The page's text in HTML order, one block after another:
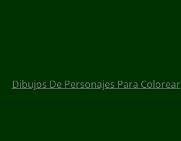
Dibujos De Personajes Para Colorear